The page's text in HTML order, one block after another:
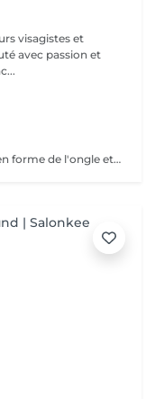
visagistes et
avec passion et
Le dépose de gel comprend une mise en forme de l'ongle et un vernis protecteur.